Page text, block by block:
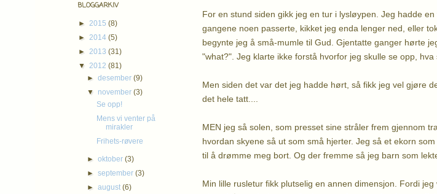
For en stund siden gikk jeg en tur i lysløypen. Jeg hadde
gangene noen passerte, kikket jeg enda lenger ned, eller
begynte jeg å små-mumle til Gud. Gjentatte ganger hørte
"what?". Jeg klarte ikke forstå hvorfor jeg skulle se opp,
Men siden det var det jeg hadde hørt, så fikk jeg vel gjøre
det hele tatt....
MEN jeg så solen, som presset sine stråler frem gjennom
hvordan skyene så ut som små hjerter. Jeg så et ekorn
til å drømme meg bort. Og der fremme så jeg barn som
Min lille rusletur fikk plutselig en annen dimensjon. Fordi
BLOGGARKIV
► 2015 (8)
► 2014 (5)
► 2013 (31)
▼ 2012 (81)
►desember(9)
▼ november(3)
Se opp!
Mens vi venter på
mirakler
Frihets-røvere
►oktober(3)
►september(3)
►august(6)